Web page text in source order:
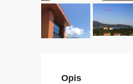
Opis